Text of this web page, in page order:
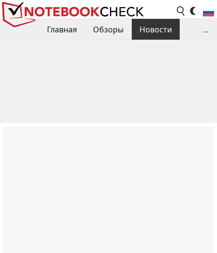
Главная Обзоры
Новости
...